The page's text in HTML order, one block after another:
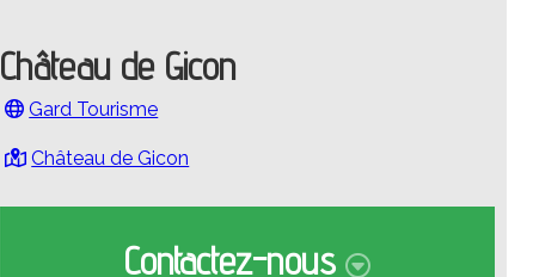
Château de Gicon
Gard Tourisme
Château de Gicon
Contactez-nous